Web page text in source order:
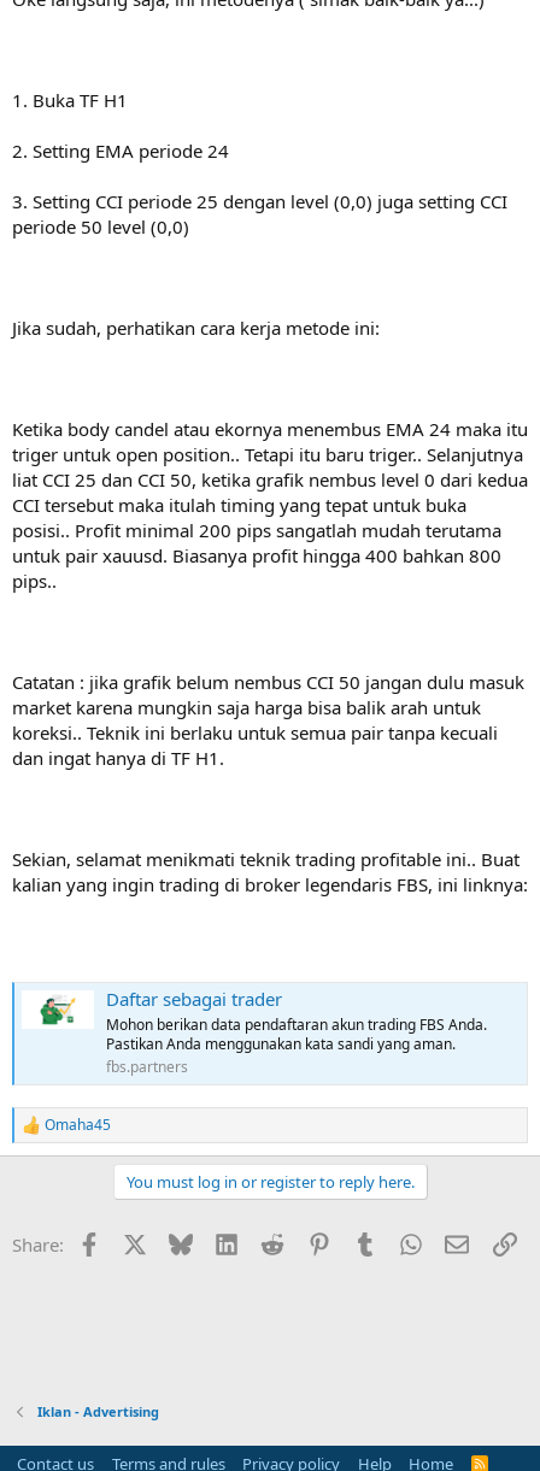
1. Buka TF H1
2. Setting EMA periode 24
3. Setting CCI periode 25 dengan level (0,0) juga setting CCI
periode 50 level (0,0)
Jika sudah, perhatikan cara kerja metode ini:
Ketika body candel atau ekornya menembus EMA 24 maka itu
triger untuk open position.. Tetapi itu baru triger.. Selanjutnya
liat CCI 25 dan CCI 50, ketika grafik nembus level 0 dari kedua
CCI tersebut maka itulah timing yang tepat untuk buka
posisi.. Profit minimal 200 pips sangatlah mudah terutama
untuk pair xauusd. Biasanya profit hingga 400 bahkan 800
pips..
Catatan : jika grafik belum nembus CCI 50 jangan dulu masuk
market karena mungkin saja harga bisa balik arah untuk
koreksi.. Teknik ini berlaku untuk semua pair tanpa kecuali
dan ingat hanya di TF H1.
Sekian, selamat menikmati teknik trading profitable ini.. Buat
kalian yang ingin trading di broker legendaris FBS, ini linknya:
Daftar sebagai trader
Mohon berikan data pendaftaran akun trading FBS Anda.
Pastikan Anda menggunakan kata sandi yang aman.
fbs.partners
R
e
o
Omaha45
You must log in or register to reply here.
Share: Facebook Bluesky LinkedInReddit PinterestTumblrWhatsApp
Email
Iklan - Advertising
Contact us Terms and rules Privacy policy Help Home R